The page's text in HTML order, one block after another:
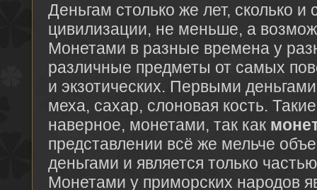
Деньгам столько же лет, сколько и
цивилизации, не меньше, а
Монетами в разные времена у
различные предметы от самых
и экзотических. Первыми
меха, сахар, слоновая кость.
наверное, монетами, так как
представлении всё же мельче
деньгами и является только
Монетами у приморских народов